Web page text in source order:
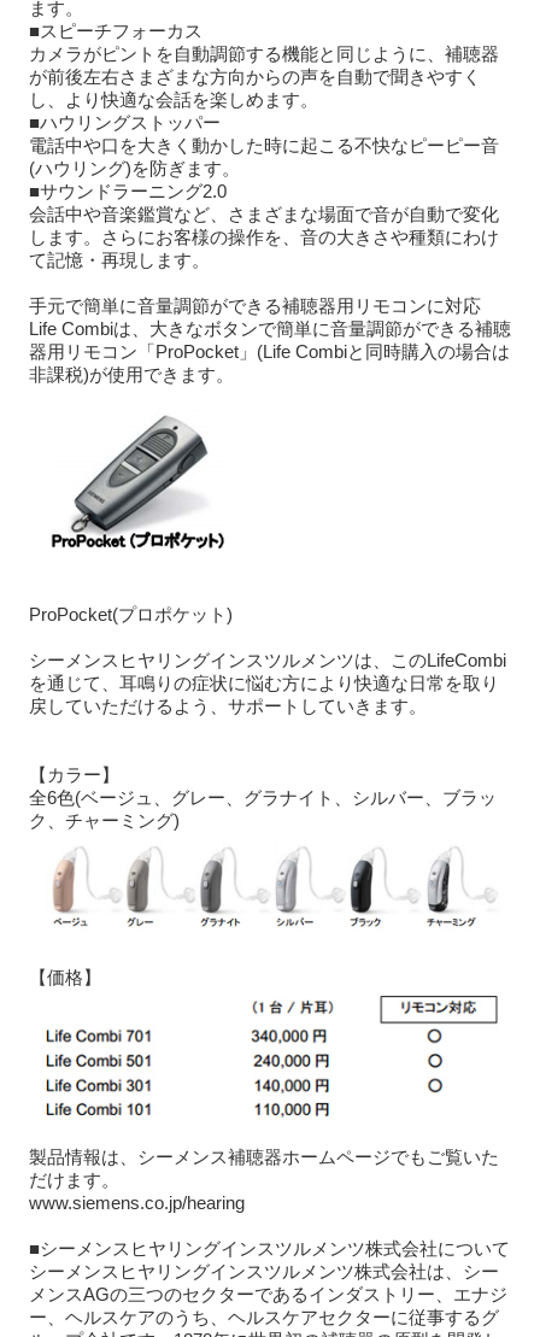
ます。
■スピーチフォーカス
カメラがピントを自動調節する機能と同じように、補聴器
が前後左右さまざまな方向からの声を自動で聞きやすく
し、より快適な会話を楽しめます。
■ハウリングストッパー
電話中や口を大きく動かした時に起こる不快なピーピー音
(ハウリング)を防ぎます。
■サウンドラーニング2.0
会話中や音楽鑑賞など、さまざまな場面で音が自動で変化
します。さらにお客様の操作を、音の大きさや種類にわけ
て記憶・再現します。
手元で簡単に音量調節ができる補聴器用リモコンに対応
Life Combiは、大きなボタンで簡単に音量調節ができる補聴
器用リモコン「ProPocket」(Life Combiと同時購入の場合は
非課税)が使用できます。
ProPocket(プロポケット)
シーメンスヒヤリングインスツルメンツは、このLifeCombi
を通じて、耳鳴りの症状に悩む方により快適な日常を取り
戻していただけるよう、サポートしていきます。
【カラー】
全6色(ベージュ、グレー、グラナイト、シルバー、ブラッ
ク、チャーミング)
【価格】
製品情報は、シーメンス補聴器ホームページでもご覧いた
だけます。
www.siemens.co.jp/hearing
■シーメンスヒヤリングインスツルメンツ株式会社について
シーメンスヒヤリングインスツルメンツ株式会社は、シー
メンスAGの三つのセクターであるインダストリー、エナジ
ー、ヘルスケアのうち、ヘルスケアセクターに従事するグ